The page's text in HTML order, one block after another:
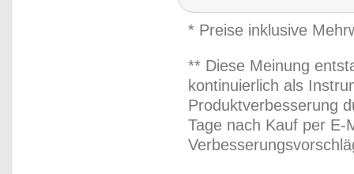
* Preise inklusive
** Diese Meinung
kontinuierlich als
Produktverbesserung
Tage nach Kauf per E-